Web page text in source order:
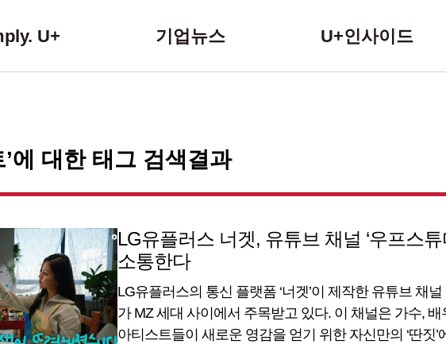
U+ 기업뉴스 U+인사이드
’에 대한 태그 검색결과
LG유플러스 너겟, 유튜브 채널 ‘우프스
소통한다
LG유플러스의 통신 플랫폼 ‘너겟’이 제작한 유튜브 채
가 MZ 세대 사이에서 주목받고 있다. 이 채널은 가수,
아티스트들이 새로운 영감을 얻기 위한 자신만의 ‘딴짓